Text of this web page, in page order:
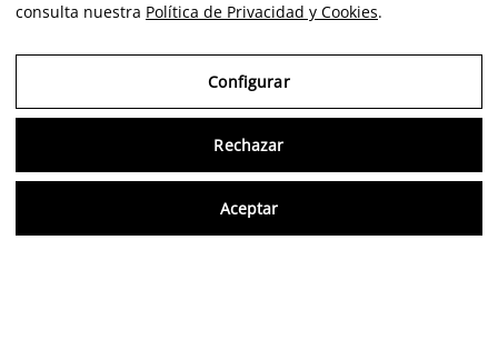
consulta nuestra Política de Privacidad y Cookies.
Configurar
Rechazar
Aceptar